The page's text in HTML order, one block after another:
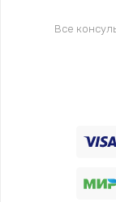
Все